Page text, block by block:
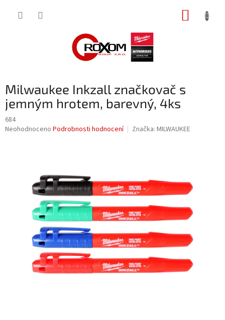
Milwaukee Inkzall značkovač s
jemným hrotem, barevný, 4ks
684
Průměrné
hvězdiček.
Neohodnoceno Podrobnosti hodnocení Značka: MILWAUKEE